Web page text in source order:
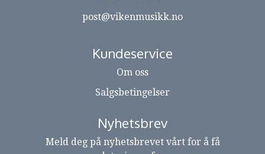
post@vikenmusikk.no
Kundeservice
Om oss
Salgsbetingelser
Nyhetsbrev
Meld deg på nyhetsbrevet vårt for å få